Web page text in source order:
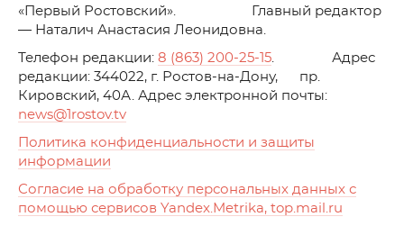
«Первый Ростовский». Главный редактор
— Наталич Анастасия Леонидовна.
Телефон редакции: 8 (863) 200-25-15. Адрес
редакции: 344022, г. Ростов-на-Дону, пр.
Кировский, 40А. Адрес электронной почты:
news@1rostov.tv
Политика конфиденциальности и защиты
информации
Согласие на обработку персональных данных с
помощью сервисов Yandex.Metrika, top.mail.ru